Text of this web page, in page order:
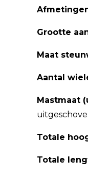
Grootte
Maat
Aantal
Mastmaat
Totale
Totale